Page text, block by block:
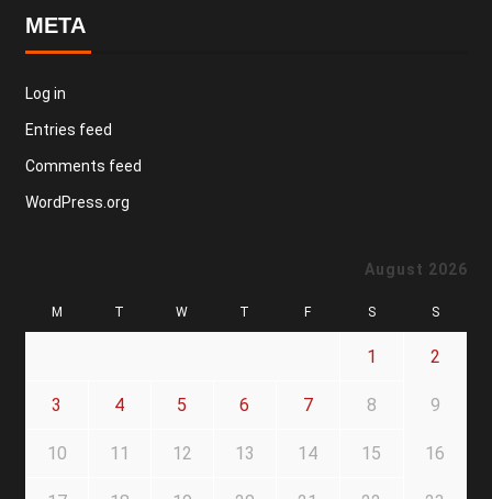
META
Log in
Entries feed
Comments feed
WordPress.org
August 2026
M T W T F S S
1 2
3 4 5 6 7 8 9
10 11 12 13 14 15 16